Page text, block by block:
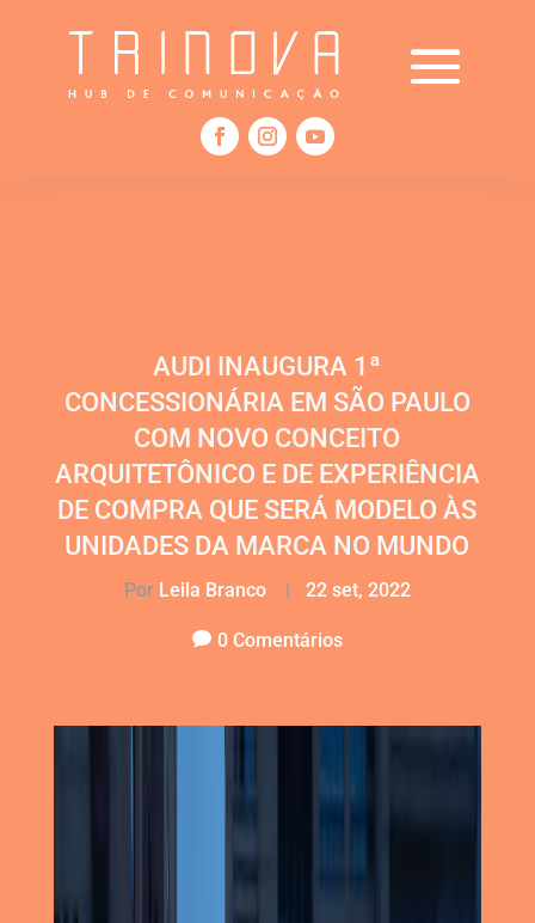
AUDI INAUGURA 1ª
CONCESSIONÁRIA EM SÃO PAULO
COM NOVO CONCEITO
ARQUITETÔNICO E DE EXPERIÊNCIA
DE COMPRA QUE SERÁ MODELO ÀS
UNIDADES DA MARCA NO MUNDO
Por Leila Branco | 22 set, 2022
0 Comentários